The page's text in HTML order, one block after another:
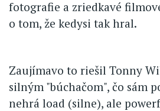
fotografie a zriedkavé
o tom, že kedysi tak hral.
Zaujímavo to riešil Tonny
silným "búchačom", čo sám
nehrá load (silne), ale